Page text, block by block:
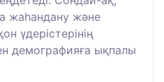
жаһандану және
үдерістерінің
демографияға ықпалы